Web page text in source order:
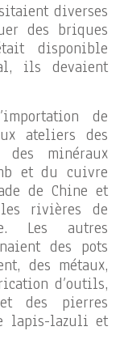
diverses
des briques
disponible
ils devaient
de
ateliers des
des minéraux
et du cuivre
de Chine et
rivières de
Les autres
des pots
des métaux,
d’outils,
des pierres
lapis-lazuli et